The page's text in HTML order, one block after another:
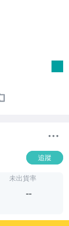
追蹤
未出貨率
--